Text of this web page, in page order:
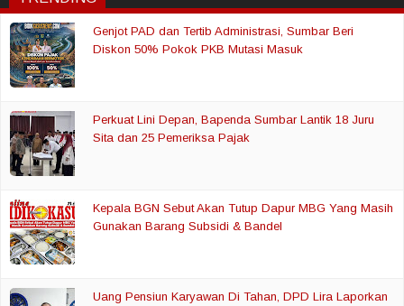
Genjot PAD dan Tertib Administrasi, Sumbar Beri
Diskon 50% Pokok PKB Mutasi Masuk
Perkuat Lini Depan, Bapenda Sumbar Lantik 18 Juru
Sita dan 25 Pemeriksa Pajak
Kepala BGN Sebut Akan Tutup Dapur MBG Yang Masih
Gunakan Barang Subsidi & Bandel
Uang Pensiun Karyawan Di Tahan, DPD Lira Laporkan